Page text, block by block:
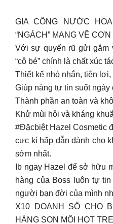
GIA CÔNG NƯỚC
“NGÁCH” MANG VỀ
Với sự quyến rũ gửi gắm
“cô bé” chính là chất xúc
Thiết kế nhỏ nhắn, tiện
Giúp nàng tự tin suốt ngày
Thành phần an toàn và
Khử mùi hôi và kháng
#Đặcbiệt Hazel Cosmetic
cực kì hấp dẫn dành cho
sớm nhất.
Ib ngay Hazel để sở hữu
hàng của Boss luôn tự
người bạn đời của mình
X10 DOANH SỐ CHO
HÀNG SON MÔI HOT